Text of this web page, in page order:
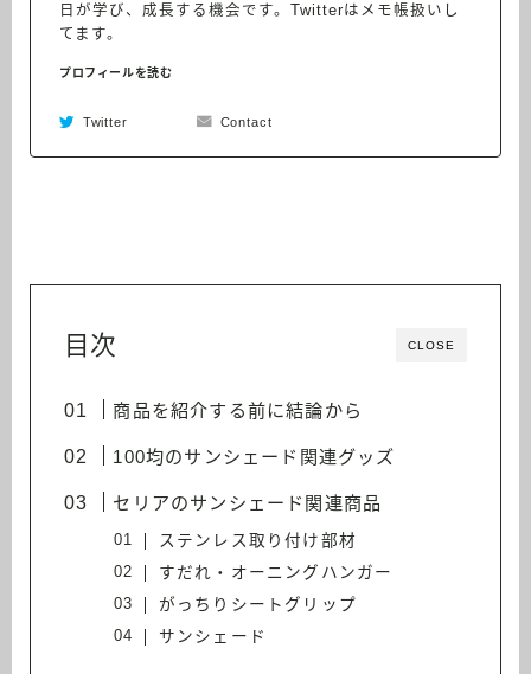
日が学び、成長する機会です。Twitterはメモ帳扱いし
てます。
プロフィールを読む
Twitter Contact
CLOSE
目次
商品を紹介する前に結論から
100均のサンシェード関連グッズ
セリアのサンシェード関連商品
ステンレス取り付け部材
すだれ・オーニングハンガー
がっちりシートグリップ
サンシェード